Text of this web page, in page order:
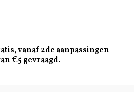
vanaf 2de aanpassingen
€5 gevraagd.